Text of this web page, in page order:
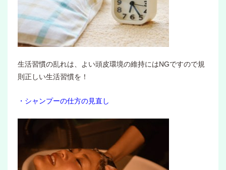
生活習慣の乱れは、よい頭皮環境の維持にはNGですので規
則正しい生活習慣を！
・シャンプーの仕方の見直し